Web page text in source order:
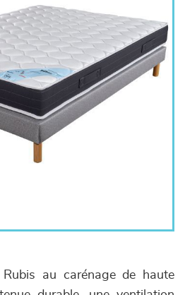
au carénage de haute